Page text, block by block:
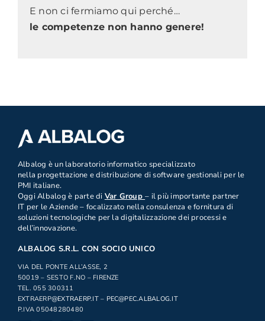
E non ci fermiamo qui perché…
le competenze non hanno genere!
Albalog è un laboratorio informatico specializzato
nella progettazione e distribuzione di software gestionali per le
PMI italiane.
Oggi Albalog è parte di Var Group– il più importante partner
IT per le Aziende – focalizzato nella consulenza e fornitura di
soluzioni tecnologiche per la digitalizzazione dei processi e
dell’innovazione.
ALBALOG S.R.L. CON SOCIO UNICO
VIA DEL PONTE ALL’ASSE, 2
50019 – SESTO F.NO – FIRENZE
TEL. 055 300311
EXTRAERP@EXTRAERP.IT– PEC@PEC.ALBALOG.IT
P.IVA 05048280480